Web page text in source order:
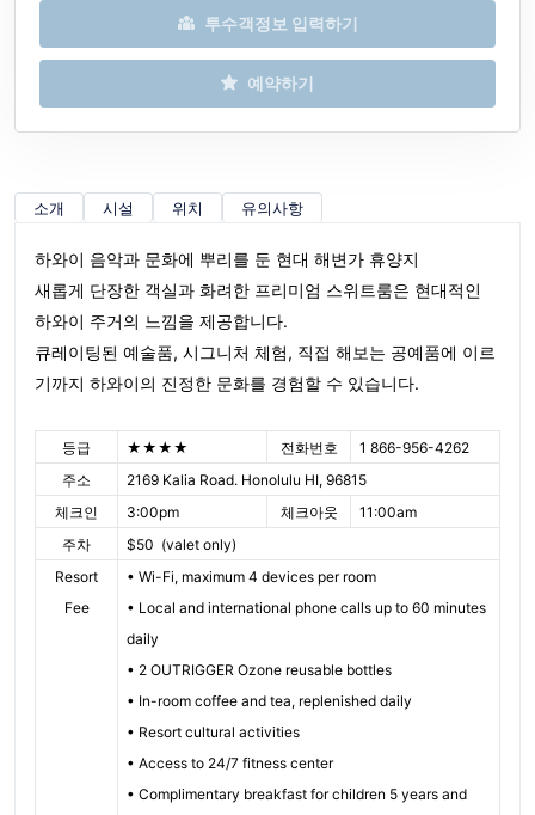
투수객정보 입력하기
예약하기
소개 시설 위치 유의사항
하와이 음악과 문화에 뿌리를 둔 현대 해변가 휴양지
새롭게 단장한 객실과 화려한 프리미엄 스위트룸은 현대적인
하와이 주거의 느낌을 제공합니다.
큐레이팅된 예술품, 시그니처 체험, 직접 해보는 공예품에 이르
기까지 하와이의 진정한 문화를 경험할 수 있습니다.
등급 ★★★★ 전화번호
1 866-956-4262
주소
2169 Kalia Road. Honolulu HI, 96815
체크인
3:00pm 체크아웃
11:00am
주차
$50 (valet only)
Resort
Fee
• Wi-Fi, maximum 4 devices per room
• Local and international phone calls up to 60 minutes
daily
• 2 OUTRIGGER Ozone reusable bottles
• In-room coffee and tea, replenished daily
• Resort cultural activities
• Access to 24/7 fitness center
• Complimentary breakfast for children 5 years and